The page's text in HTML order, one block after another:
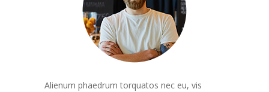
Alienum phaedrum torquatos nec eu, vis